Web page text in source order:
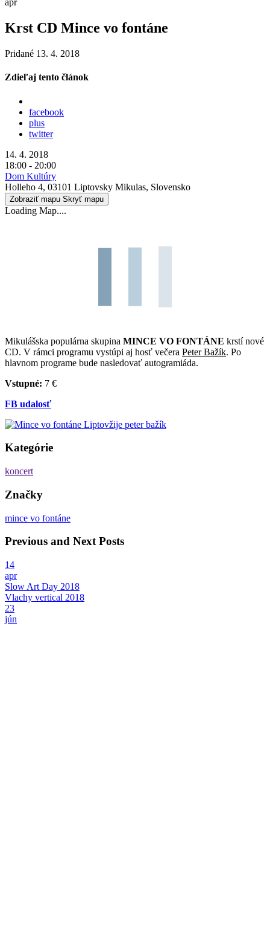
apr
Krst CD Mince vo fontáne
Pridané 13. 4. 2018
Zdieľaj tento článok
facebook
plus
twitter
14. 4. 2018
18:00 - 20:00
Dom Kultúry
Holleho 4, 03101 Liptovsky Mikulas, Slovensko
Zobraziť mapu Skryť mapu
Loading Map....
Mikulášska populárna skupina MINCE VO FONTÁNE krstí nové
CD. V rámci programu vystúpi aj hosť večera Peter Bažík. Po
hlavnom programe bude nasledovať autogramiáda.
Vstupné: 7 €
FB udalosť
Kategórie
koncert
Značky
mince vo fontáne
Previous and Next Posts
14
apr
Slow Art Day 2018
Vlachy vertical 2018
23
jún